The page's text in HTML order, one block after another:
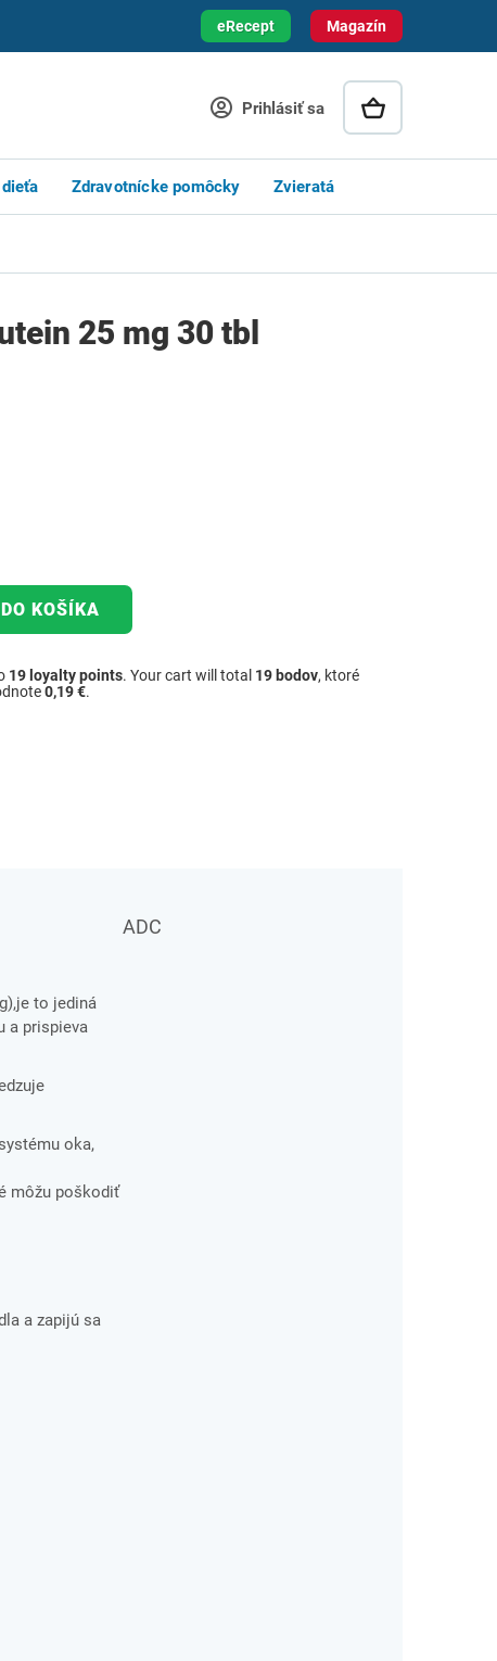
Magazín
eRecept
Prihlásiť sa
Zdravotnícke pomôcky Zvieratá
25 mg 30 tbl
DO KOŠÍKA
19 loyalty points. Your cart will total 19 bodov, ktoré
0,19 €.
ADC
to jediná
a prispieva
oka,
môžu poškodiť
a zapijú sa